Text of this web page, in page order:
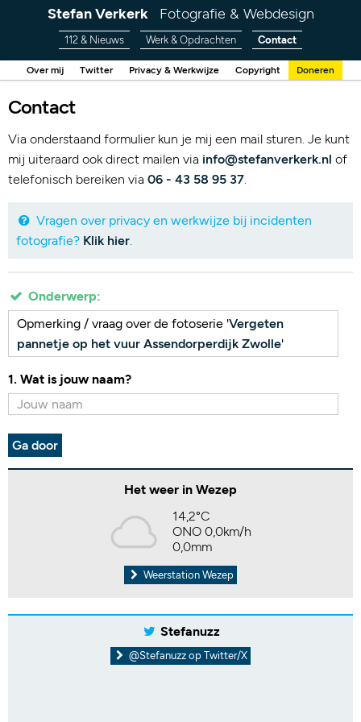
Stefan Verkerk Fotografie & Webdesign
112 & Nieuws Werk & Opdrachten Contact
Over mij Twitter Privacy & Werkwijze Copyright Doneren
Contact
Via onderstaand formulier kun je mij een mail sturen. Je kunt
mij uiteraard ook direct mailen via info@stefanverkerk.nl of
telefonisch bereiken via 06 - 43 58 95 37.
Vragen over privacy en werkwijze bij incidenten
fotografie? Klik hier.
Onderwerp:
Opmerking / vraag over de fotoserie 'Vergeten
pannetje op het vuur Assendorperdijk Zwolle'
1. Wat is jouw naam?
Ga door
Het weer in Wezep
14,2°C
ONO 0,0km/h
0,0mm
Weerstation Wezep
Stefanuzz
@Stefanuzz op Twitter/X